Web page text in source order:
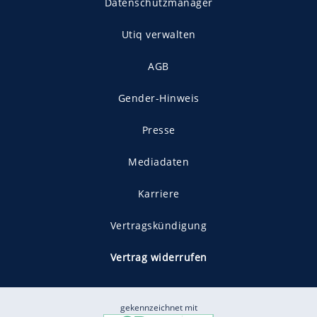
Datenschutzmanager
Utiq verwalten
AGB
Gender-Hinweis
Presse
Mediadaten
Karriere
Vertragskündigung
Vertrag widerrufen
gekennzeichnet mit